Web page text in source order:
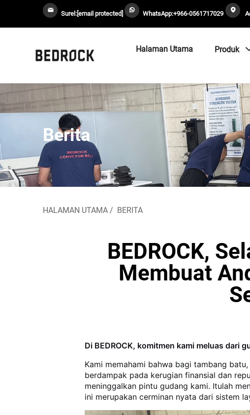
Surel: [email protected] WhatsApp:+966-0561717029
Halaman Utama Produk
Berita
HALAMAN UTAMA / BERITA
BEDROCK,
Membuat
Di BEDROCK, komitmen kami meluas dari
Kami memahami bahwa bagi tambang
berdampak pada kerugian finansial dan
meninggalkan pintu gudang kami. Itulah
ini merupakan cerminan nyata dari sistem